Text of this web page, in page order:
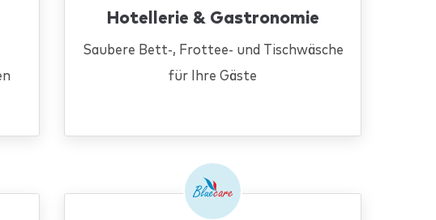
Hotellerie & Gastronomie
Saubere Bett-, Frottee- und Tischwäsche
für Ihre Gäste